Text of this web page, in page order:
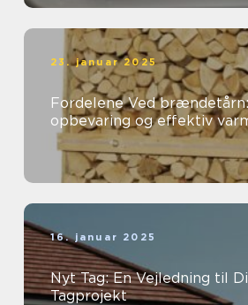
23. januar 2025
Fordelene Ved
opbevaring og effektiv
16. januar 2025
Nyt Tag: En Vejledning til
Tagprojekt